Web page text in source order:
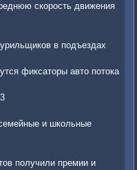
скорость движения
в подъездах
фиксаторы авто потока
и школьные
получили премии и